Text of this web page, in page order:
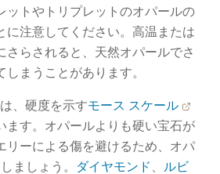
ットやトリプレットのオパールの
に注意してください。高温または
さらされると、天然オパールでさ
しまうことがあります。
、硬度を示すモース スケール
ます。オパールよりも硬い宝石が
リーによる傷を避けるため、オパ
ましょう。
ダイヤモンド
ルビ